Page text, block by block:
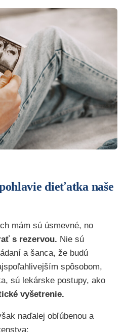
dieťatka naše
mám sú úsmevné, no
s rezervou. Nie sú
a šanca, že budú
spôsobom,
sú lekárske postupy, ako
vyšetrenie.
naďalej obľúbenou a